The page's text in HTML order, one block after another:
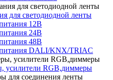
для светодиодной ленты
12В
24В
48В
DALI/KNX/TRIAC
усилители RGB,диммеры